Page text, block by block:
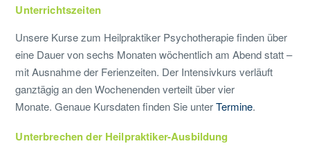
Unterrichtszeiten
Unsere Kurse zum Heilpraktiker Psychotherapie finden über
eine Dauer von sechs Monaten wöchentlich am Abend statt –
mit Ausnahme der Ferienzeiten. Der Intensivkurs verläuft
ganztägig an den Wochenenden verteilt über vier
Monate.Genaue Kursdaten finden Sie unterTermine.
Unterbrechen der Heilpraktiker-Ausbildung